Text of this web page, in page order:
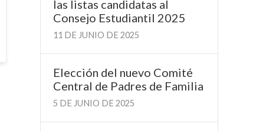
las listas candidatas al
Consejo Estudiantil 2025
11 DE JUNIO DE 2025
Elección del nuevo Comité
Central de Padres de Familia
5 DE JUNIO DE 2025